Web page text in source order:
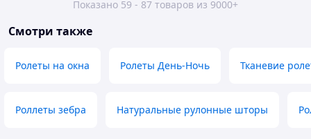
Показано 59 - 87 товаров из 9000+
Смотри также
Ролеты на окна Ролеты День-Ночь Тканевие
Роллеты зебра Натуральные рулонные шторы